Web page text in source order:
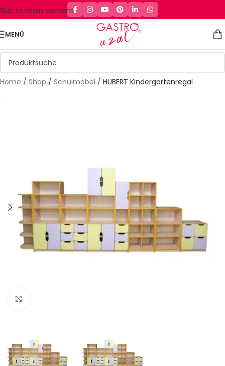
Skip to main content
MENÜ
Home / Shop / Schulmöbel / HUBERT Kindergartenregal